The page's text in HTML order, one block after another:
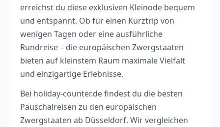
erreichst du diese exklusiven Kleinode bequem
und entspannt. Ob für einen Kurztrip von
wenigen Tagen oder eine ausführliche
Rundreise – die europäischen Zwergstaaten
bieten auf kleinstem Raum maximale Vielfalt
und einzigartige Erlebnisse.
Bei holiday-counter.de findest du die besten
Pauschalreisen zu den europäischen
Zwergstaaten ab Düsseldorf. Wir vergleichen